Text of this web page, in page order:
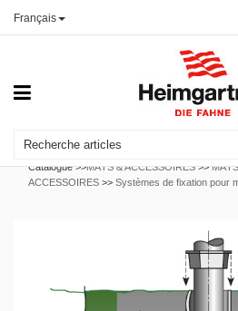
Français
Catalogue >>MÂTS & ACCESSOIRES >>
ACCESSOIRES >> Systèmes de fixation pour